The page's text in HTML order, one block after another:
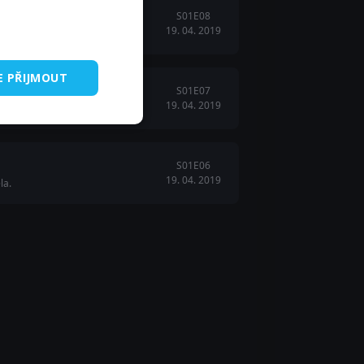
S01E08
19. 04. 2019
S01E07
19. 04. 2019
S01E06
19. 04. 2019
PŘIJMOUT